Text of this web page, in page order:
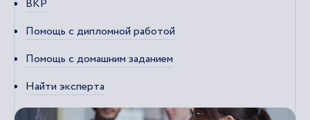
ВКР
Помощь с дипломной работой
Помощь с домашним заданием
Найти эксперта